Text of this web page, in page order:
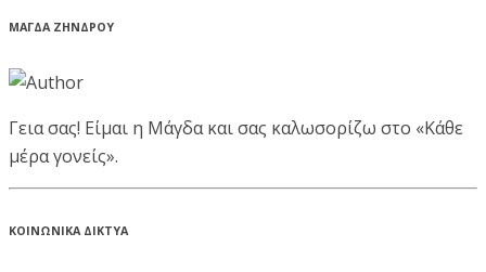
ΜΑΓΔΑ ΖΗΝΔΡΟΥ
Γεια σας! Είμαι η Μάγδα και σας καλωσορίζω στο «Κάθε
μέρα γονείς».
ΚΟΙΝΩΝΙΚΑ ΔΙΚΤΥΑ